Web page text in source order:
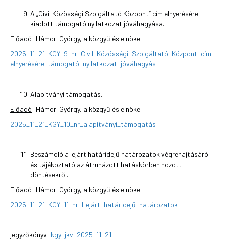
A „Civil Közösségi Szolgáltató Központ” cím elnyerésére
kiadott támogató nyilatkozat jóváhagyása.
Előadó: Hámori György, a közgyűlés elnöke
2025_11_21_KGY_9_nr_Civil_Közösségi_Szolgáltató_Központ_cím_
elnyerésére_támogató_nyilatkozat_jóváhagyás
Alapítványi támogatás.
Előadó: Hámori György, a közgyűlés elnöke
2025_11_21_KGY_10_nr_alapítványi_támogatás
Beszámoló a lejárt határidejű határozatok végrehajtásáról
és tájékoztató az átruházott hatáskörben hozott
döntésekről.
Előadó: Hámori György, a közgyűlés elnöke
2025_11_21_KGY_11_nr_Lejárt_határidejű_határozatok
jegyzőkönyv: kgy_jkv_2025_11_21